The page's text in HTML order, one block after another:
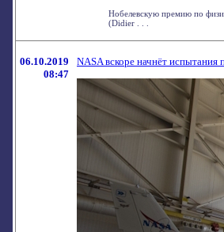
Нобелевскую премию по
(Didier . . .
06.10.2019
08:47
NASA вскоре начнёт испытания